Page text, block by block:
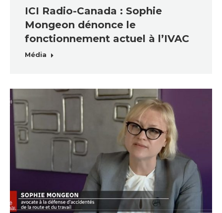
ICI Radio-Canada : Sophie
Mongeon dénonce le
fonctionnement actuel à l’IVAC
Média